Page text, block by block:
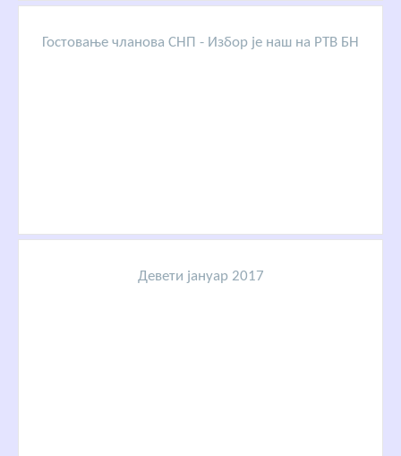
Гостовање чланова СНП - Избор је наш на РТВ БН
Девети јануар 2017